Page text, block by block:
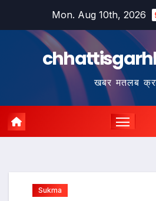
Mon. Aug 10th, 2026
खबर मतलब
Sukma